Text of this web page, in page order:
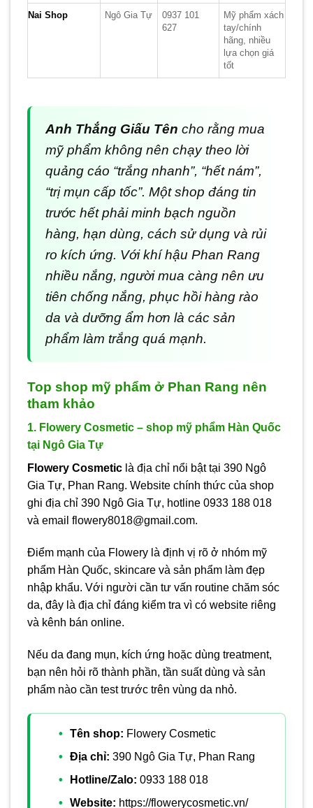
Nai Shop Ngô Gia Tự
0937 101
627
Mỹ phẩm xách
tay/chính
hãng, nhiều
lựa chọn giá
tốt
Anh Thắng Giấu Tên cho rằng mua
mỹ phẩm không nên chạy theo lời
quảng cáo “trắng nhanh”, “hết nám”,
“trị mụn cấp tốc”. Một shop đáng tin
trước hết phải minh bạch nguồn
hàng, hạn dùng, cách sử dụng và rủi
ro kích ứng. Với khí hậu Phan Rang
nhiều nắng, người mua càng nên ưu
tiên chống nắng, phục hồi hàng rào
da và dưỡng ẩm hơn là các sản
phẩm làm trắng quá mạnh.
Top shop mỹ phẩm ở Phan Rang nên
tham khảo
1. Flowery Cosmetic – shop mỹ phẩm Hàn Quốc
tại Ngô Gia Tự
Flowery Cosmetic là địa chỉ nổi bật tại 390 Ngô
Gia Tự, Phan Rang. Website chính thức của shop
ghi địa chỉ 390 Ngô Gia Tự, hotline 0933 188 018
và email flowery8018@gmail.com.
Điểm mạnh của Flowery là định vị rõ ở nhóm mỹ
phẩm Hàn Quốc, skincare và sản phẩm làm đẹp
nhập khẩu. Với người cần tư vấn routine chăm sóc
da, đây là địa chỉ đáng kiểm tra vì có website riêng
và kênh bán online.
Nếu da đang mụn, kích ứng hoặc dùng treatment,
bạn nên hỏi rõ thành phần, tần suất dùng và sản
phẩm nào cần test trước trên vùng da nhỏ.
Tên shop: Flowery Cosmetic
Địa chỉ: 390 Ngô Gia Tự, Phan Rang
Hotline/Zalo: 0933 188 018
Website: https://flowerycosmetic.vn/